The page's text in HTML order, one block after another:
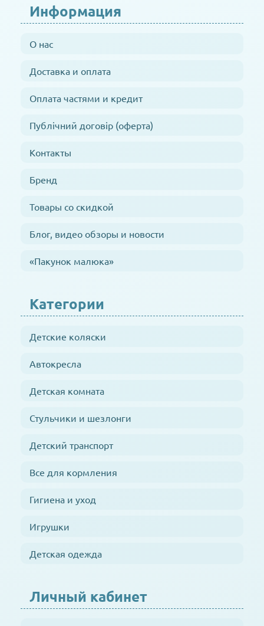
Информация
О нас
Доставка и оплата
Оплата частями и кредит
Публічний договір (оферта)
Контакты
Бренд
Товары со скидкой
Блог, видео обзоры и новости
«Пакунок малюка»
Категории
Детские коляски
Автокресла
Детская комната
Стульчики и шезлонги
Детский транспорт
Все для кормления
Гигиена и уход
Игрушки
Детская одежда
Личный кабинет